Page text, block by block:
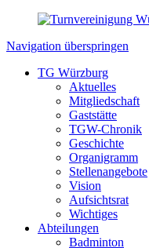
Navigation überspringen
TG Würzburg
Aktuelles
Mitgliedschaft
Gaststätte
TGW-Chronik
Geschichte
Organigramm
Stellenangebote
Vision
Aufsichtsrat
Wichtiges
Abteilungen
Badminton